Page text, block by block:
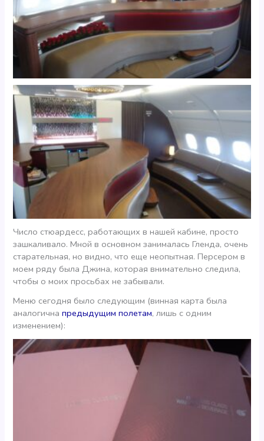
Число стюардесс, работающих в нашей кабине, просто
зашкаливало. Мной в основном занималась Гленда, очень
старательная, но видно, что еще неопытная. Персером в
моем ряду была Джина, которая внимательно следила,
чтобы о моих просьбах не забывали.
Меню сегодня было следующим (винная карта была
аналогичнапредыдущим полетам, лишь с одним
изменением):